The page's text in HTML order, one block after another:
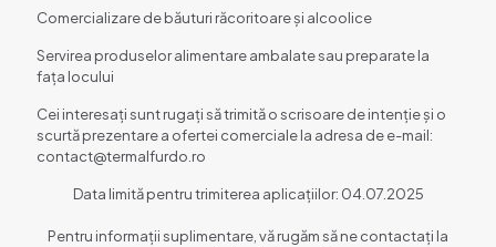
Comercializare de băuturi răcoritoare și alcoolice
Servirea produselor alimentare ambalate sau preparate la
fața locului
Cei interesați sunt rugați să trimită o scrisoare de intenție și o
scurtă prezentare a ofertei comerciale la adresa de e-mail:
contact@termalfurdo.ro
Data limită pentru trimiterea aplicațiilor: 04.07.2025
Pentru informații suplimentare, vă rugăm să ne contactați la